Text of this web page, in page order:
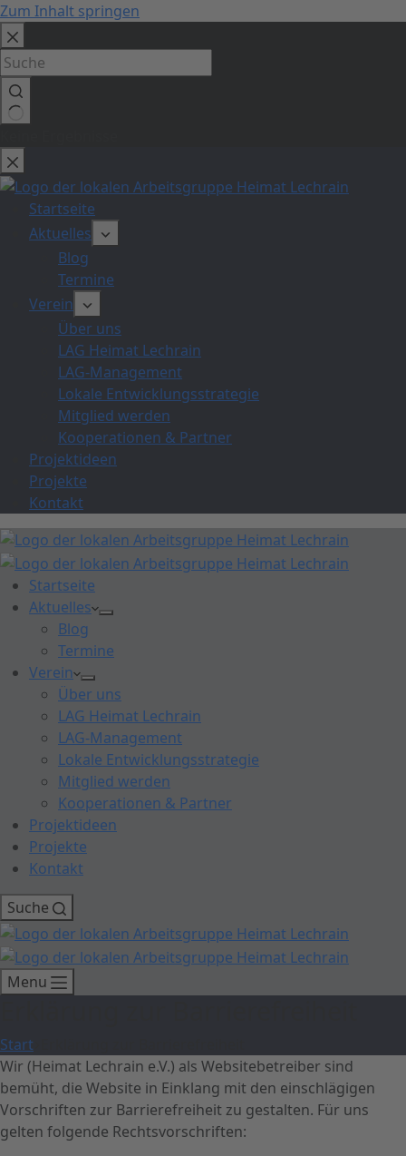
Zum Inhalt springen
Startseite
Aktuelles
Blog
Termine
Verein
Über uns
LAG Heimat Lechrain
LAG-Management
Lokale Entwicklungsstrategie
Mitglied werden
Kooperationen & Partner
Projektideen
Projekte
Kontakt
Startseite
Aktuelles
Blog
Termine
Verein
Über uns
LAG Heimat Lechrain
LAG-Management
Lokale Entwicklungsstrategie
Mitglied werden
Kooperationen & Partner
Projektideen
Projekte
Kontakt
Suche
Menu
Start
Wir (Heimat Lechrain e.V.) als Websitebetreiber sind
bemüht, die Website in Einklang mit den einschlägigen
Vorschriften zur Barrierefreiheit zu gestalten. Für uns
gelten folgende Rechtsvorschriften: